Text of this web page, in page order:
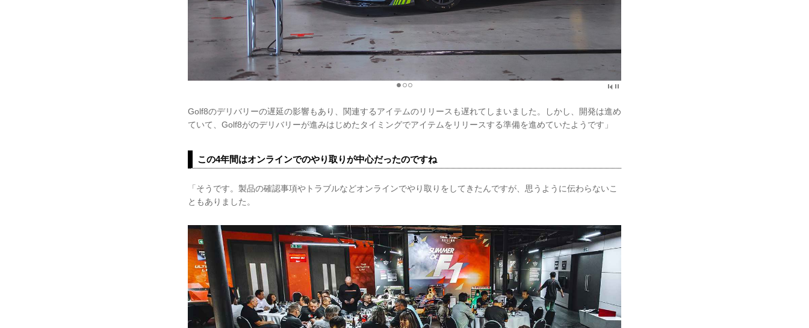
Golf8のデリバリーの遅延の影響もあり、関連するアイテムのリリースも遅れてしまいました。しかし、開発は進め
ていて、Golf8がのデリバリーが進みはじめたタイミングでアイテムをリリースする準備を進めていたようです」
この4年間はオンラインでのやり取りが中心だったのですね
「そうです。製品の確認事項やトラブルなどオンラインでやり取りをしてきたんですが、思うように伝わらないこ
ともありました。